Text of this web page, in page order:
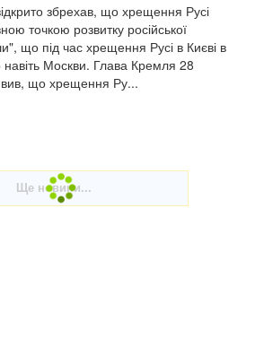
збрехав, що хрещення Русі
точкою розвитку російської
що під час хрещення Русі в Києві в
навіть Москви. Глава Кремля 28
що хрещення Ру...